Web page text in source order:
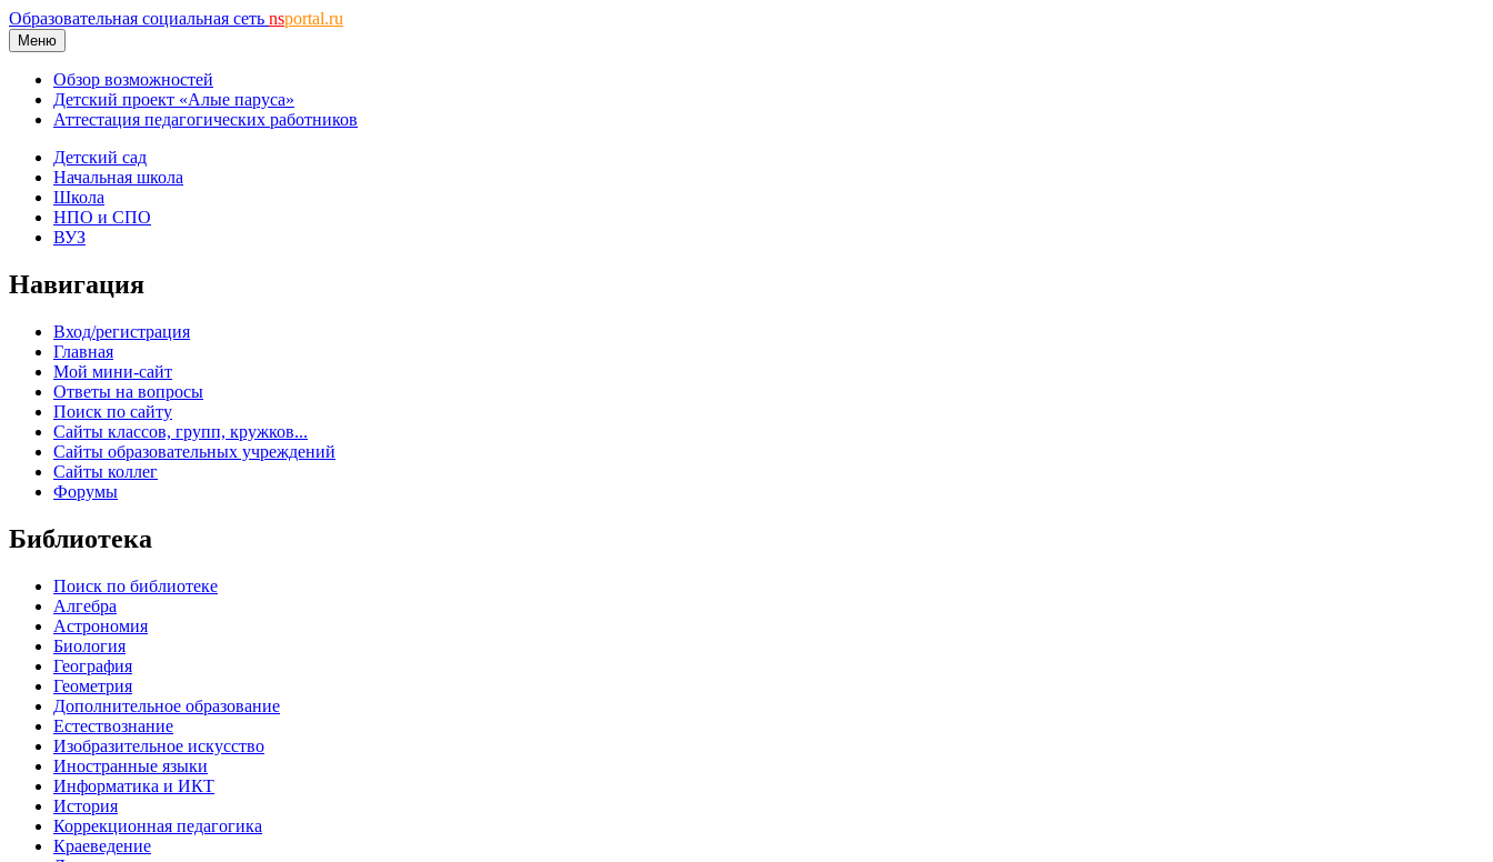
Образовательная социальная сеть nsportal.ru
Меню
Обзор возможностей
Детский проект «Алые паруса»
Аттестация педагогических работников
Детский сад
Начальная школа
Школа
НПО и СПО
ВУЗ
Навигация
Вход/регистрация
Главная
Мой мини-сайт
Ответы на вопросы
Поиск по сайту
Сайты классов, групп, кружков...
Сайты образовательных учреждений
Сайты коллег
Форумы
Библиотека
Поиск по библиотеке
Алгебра
Астрономия
Биология
География
Геометрия
Дополнительное образование
Естествознание
Изобразительное искусство
Иностранные языки
Информатика и ИКТ
История
Коррекционная педагогика
Краеведение